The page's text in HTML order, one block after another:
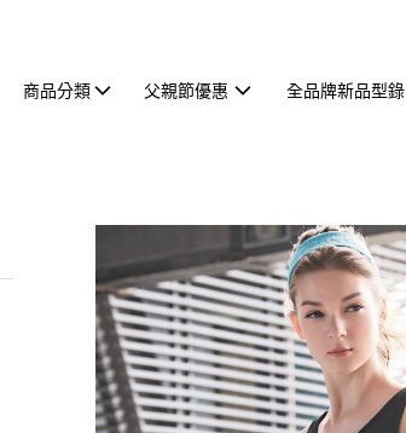
商品分類 父親節優惠 全品牌新品型錄